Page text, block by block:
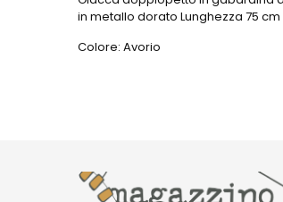
in metallo dorato Lunghezza 75
Colore: Avorio